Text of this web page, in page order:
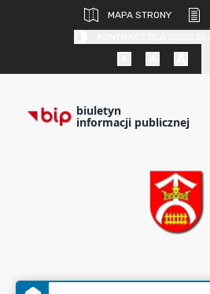
MAPA STRONY
biuletyn
informacji publicznej